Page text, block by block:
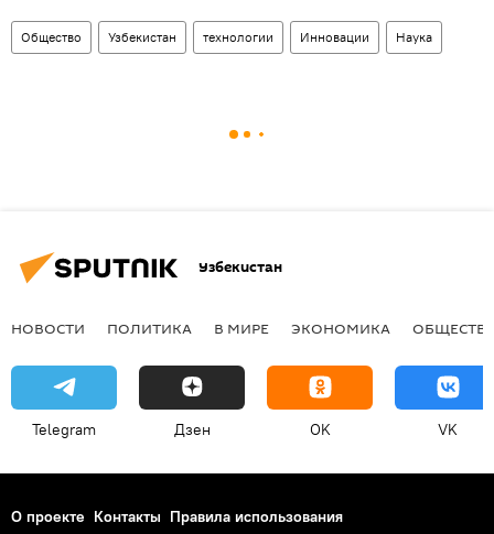
Общество Узбекистан технологии Инновации Наука
Узбекистан
НОВОСТИ ПОЛИТИКА В МИРЕ ЭКОНОМИКА
Telegram Дзен OK VK
О проекте Контакты Правила использования